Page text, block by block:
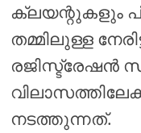
ക്ലയന്റുകളും
തമ്മിലുള്ള
രജിസ്ട്രേഷൻ
നടത്തുന്നത്.